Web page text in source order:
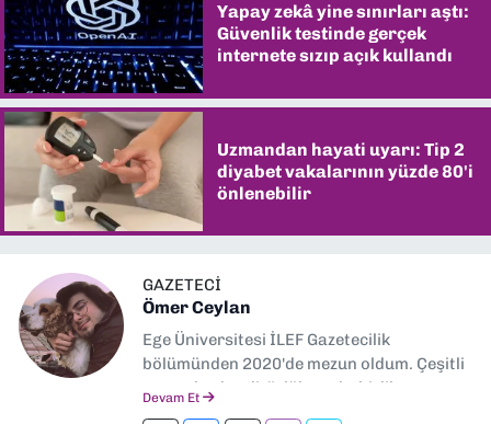
Yapay zekâ yine sınırları aştı:
Güvenlik testinde gerçek
internete sızıp açık kullandı
Uzmandan hayati uyarı: Tip 2
diyabet vakalarının yüzde 80'i
önlenebilir
GAZETECİ
Ömer Ceylan
Ege Üniversitesi İLEF Gazetecilik
bölümünden 2020'de mezun oldum. Çeşitli
gazetelerde editörlük, muhabirlik yaptım.
Devam Et